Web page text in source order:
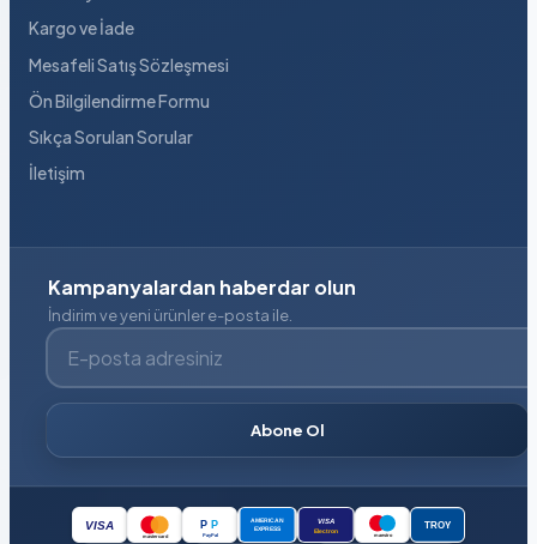
Kargo ve İade
Mesafeli Satış Sözleşmesi
Ön Bilgilendirme Formu
Sıkça Sorulan Sorular
İletişim
Kampanyalardan haberdar olun
İndirim ve yeni ürünler e-posta ile.
E-posta adresiniz
Abone Ol
VISA
mastercard
P P
PayPal
AMERICAN
EXPRESS
VISA
Electron
maestro
TROY